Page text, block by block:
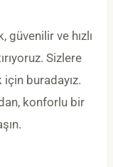
ve hızlı
Sizlere
buradayız.
konforlu bir